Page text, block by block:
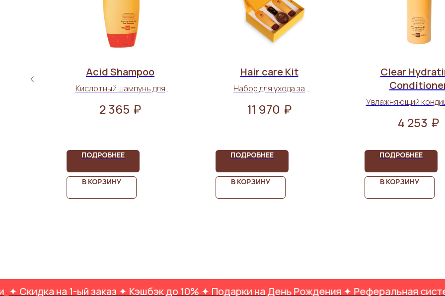
Acid Shampoo
Кислотный шампунь для
2 365 ₽
ПОДРОБНЕЕ
В КОРЗИНУ
Hair care Kit
Набор для ухода за
набор
11 970 ₽
ПОДРОБНЕЕ
В КОРЗИНУ
Clear
Увлажняющий
4 253 ₽
ПОДРОБНЕЕ
В КОРЗИНУ
на 1-ый заказ ✦ Кэшбэк до 10% ✦ Подарки на День Рождения ✦ Реферальная система ✦ 4